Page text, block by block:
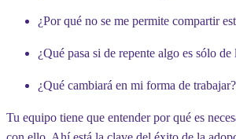
¿Por qué no se me permite compartir
¿Qué pasa si de repente algo es sólo de
¿Qué cambiará en mi forma de trabajar?
Tu equipo tiene que entenderpor qué es